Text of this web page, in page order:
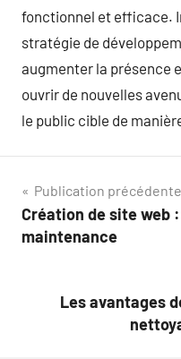
fonctionnel et efficace.
stratégie de
augmenter la présence
ouvrir de nouvelles
le public cible de
Navigation
de
Publication précédente
Création de site web
maintenance
Les avantages